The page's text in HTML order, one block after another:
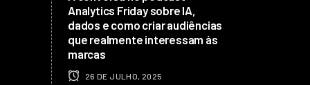
Analytics Friday sobre IA,
dados e como criar audiências
que realmente interessam às
marcas
26 DE JULHO, 2025